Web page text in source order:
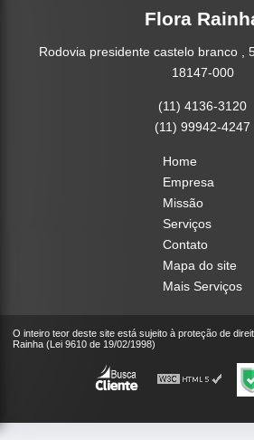
Flora
Rodovia presidente castelo branco ,
18147-000
(11) 4136-3120
(11) 99942-4247
Home
Empresa
Missão
Serviços
Contato
Mapa do site
Mais Serviços
O inteiro teor deste site está sujeito à proteção de
Rainha (Lei 9610 de 19/02/1998)